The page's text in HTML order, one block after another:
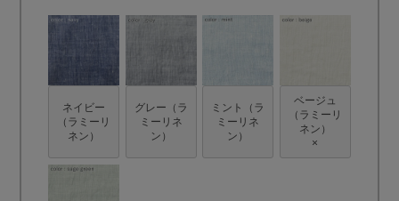
ネイビー
（ラミーリ
ネン）
グレー（ラ
ミーリネ
ン）
ミント（ラ
ミーリネ
ン）
ベージュ
（ラミーリ
ネン）
×